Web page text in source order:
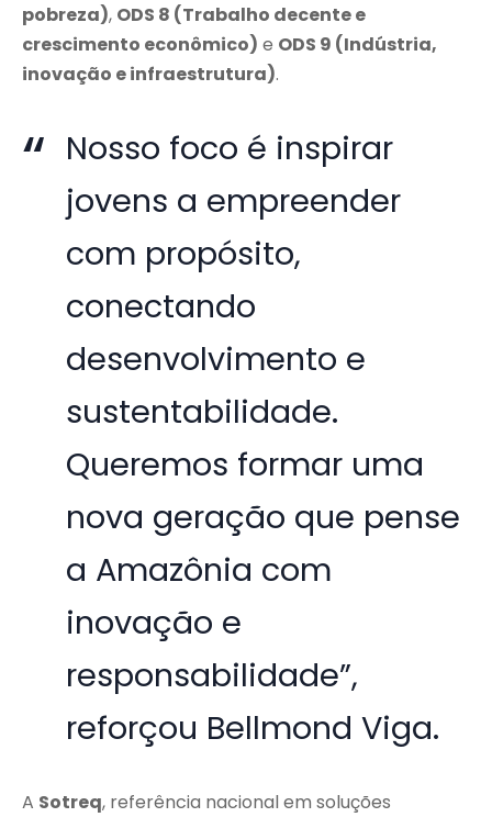
pobreza), ODS 8 (Trabalho decente e
crescimento econômico) e ODS 9 (Indústria,
inovação e infraestrutura).
Nosso foco é inspirar
jovens a empreender
com propósito,
conectando
desenvolvimento e
sustentabilidade.
Queremos formar uma
nova geração que pense
a Amazônia com
inovação e
responsabilidade”,
reforçou Bellmond Viga.
A Sotreq, referência nacional em soluções